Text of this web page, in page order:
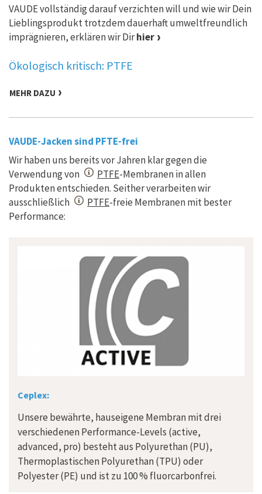
VAUDE vollständig darauf verzichten will und wie wir Dein
Lieblingsprodukt trotzdem dauerhaft umweltfreundlich
imprägnieren, erklären wir Dirhier
Ökologisch kritisch: PTFE
MEHR DAZU
VAUDE-Jacken sind PFTE-frei
Wir haben uns bereits vor Jahren klar gegen die
Verwendung von
PTFE-Membranen in allen
Produkten entschieden. Seither verarbeiten wir
ausschließlich
PTFE-freie Membranen mit bester
Performance:
Ceplex:
Unsere bewährte, hauseigene Membran mit drei
verschiedenen Performance-Levels (active,
advanced, pro) besteht aus Polyurethan (PU),
Thermoplastischen Polyurethan (TPU) oder
Polyester (PE) und ist zu 100 % fluorcarbonfrei.